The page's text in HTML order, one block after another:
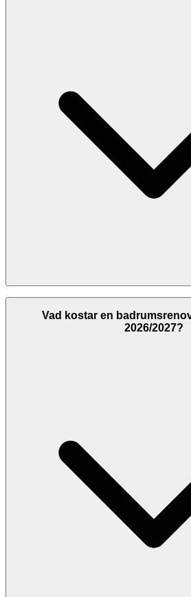
Ja, att använda Svenska Hantverkare för
badrumsrenovering i Skellefteå är helt
ingenting för att skicka Förfrågningar, och
Vad kostar en
2026/2027?